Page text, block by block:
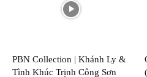
PBN Collection | Khánh Ly &
Tình Khúc Trịnh Công Sơn